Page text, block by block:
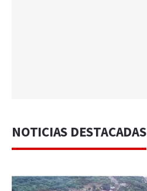
NOTICIAS DESTACADAS